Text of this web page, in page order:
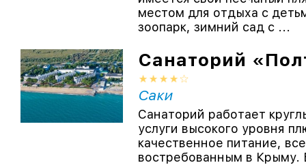
местом для отдыха с
зоопарк, зимний сад с ...
Санаторий
Саки
Санаторий работает
услуги высокого уровня
качественное питание,
востребованным в Крыму.